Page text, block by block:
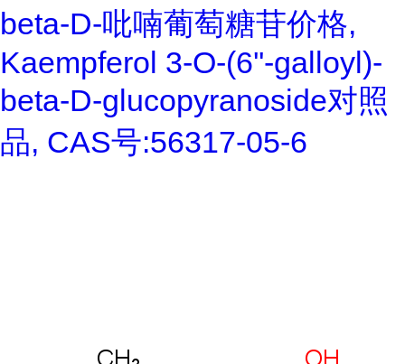
beta-D-吡喃葡萄糖苷价格,
Kaempferol 3-O-(6''-galloyl)-
beta-D-glucopyranoside对照
品, CAS号:56317-05-6